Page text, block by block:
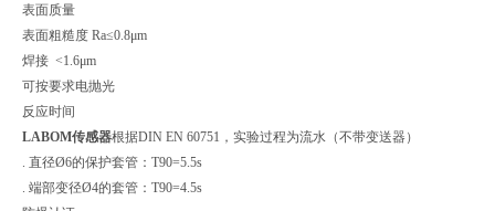
表面质量
表面粗糙度 Ra≤0.8μm
焊接 <1.6μm
可按要求电抛光
反应时间
LABOM传感器根据DIN EN 60751，实验过程为流水（不带变送器）
. 直径Ø6的保护套管：T90=5.5s
. 端部变径Ø4的套管：T90=4.5s